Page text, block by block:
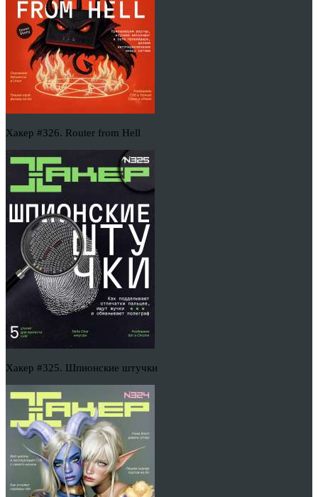
Хакер #326. Router from Hell
Хакер #325. Шпионские штучки